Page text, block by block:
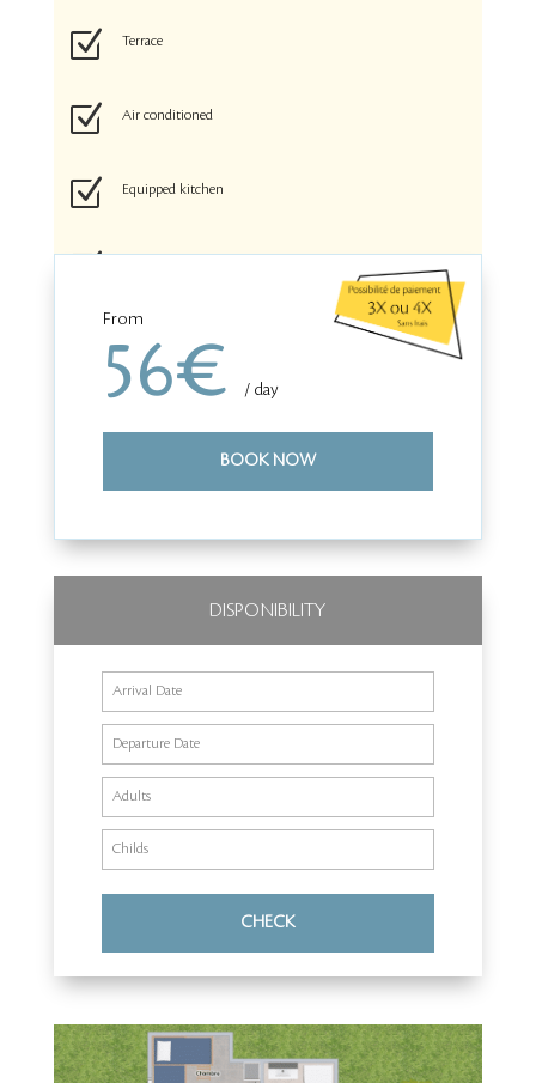
Z Terrace
Z Air conditioned
Z Equipped kitchen
Z
From
56€ / day
BOOK NOW
DISPONIBILITY
CHECK